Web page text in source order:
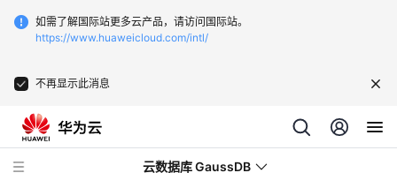
如需了解国际站更多云产品，请访问国际站。
https://www.huaweicloud.com/intl/
不再显示此消息
云数据库 GaussDB